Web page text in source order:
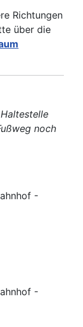
Richtungen
über die
noch
-
-